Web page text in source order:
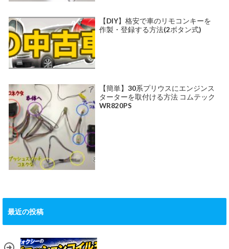
【DIY】格安で車のリモコンキーを
作製・登録する方法(2ボタン式)
【簡単】30系プリウスにエンジンス
ターターを取付ける方法 コムテック
WR820PS
最近の投稿